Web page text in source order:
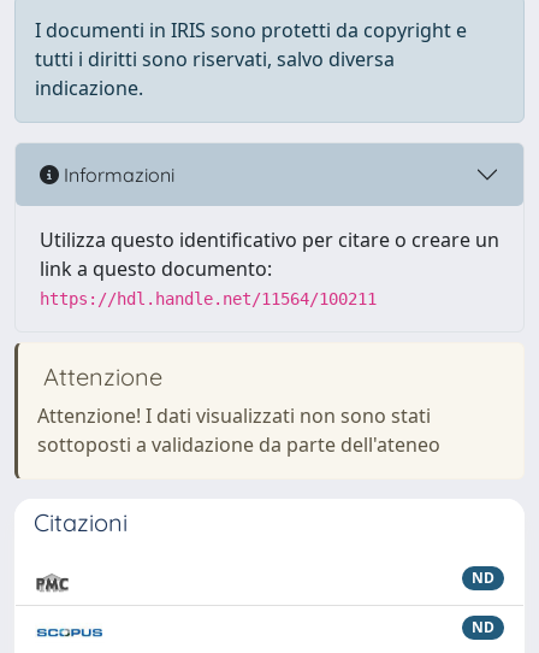
I documenti in IRIS sono protetti da copyright e
tutti i diritti sono riservati, salvo diversa
indicazione.
Informazioni
Utilizza questo identificativo per citare o creare un
link a questo documento:
https://hdl.handle.net/11564/100211
Attenzione
Attenzione! I dati visualizzati non sono stati
sottoposti a validazione da parte dell'ateneo
Citazioni
ND
ND